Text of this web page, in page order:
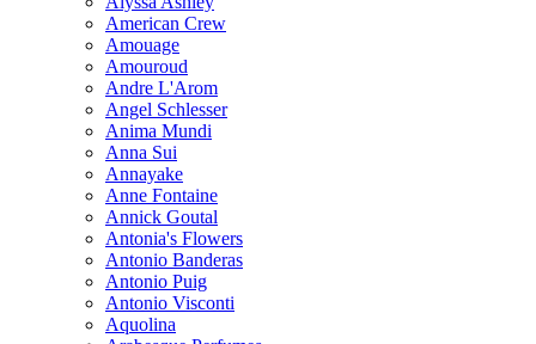
American Crew
Amouage
Amouroud
Andre L'Arom
Angel Schlesser
Anima Mundi
Anna Sui
Annayake
Anne Fontaine
Annick Goutal
Antonia's Flowers
Antonio Banderas
Antonio Puig
Antonio Visconti
Aquolina